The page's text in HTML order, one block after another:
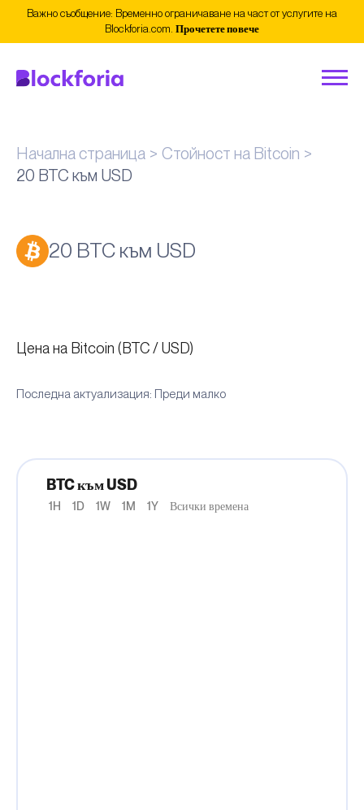
Важно съобщение: Временно ограничаване на част от услугите на
Blockforia.com. Прочетете повече
Начална страница
Стойност на Bitcoin
20 BTC към USD
20 BTC към USD
Цена на Bitcoin (BTC / USD)
Последна актуализация: Преди малко
BTC към USD
1H 1D 1W 1M 1Y Всички времена